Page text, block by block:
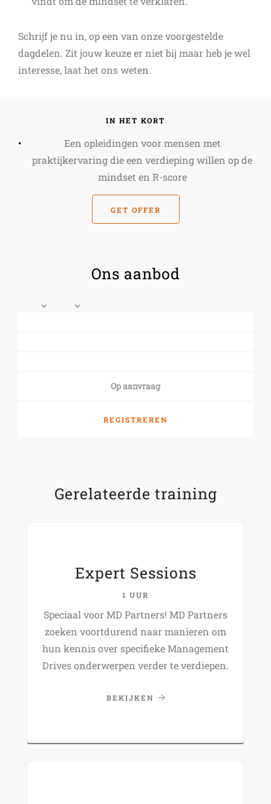
Schrijf je nu in, op een van onze voorgestelde
dagdelen. Zit jouw keuze er niet bij maar heb je wel
interesse, laat het ons weten.
IN HET KORT
Een opleidingen voor mensen met
praktijkervaring die een verdieping willen op de
mindset en R-score
GET OFFER
Ons aanbod
Op aanvraag
REGISTREREN
Gerelateerde training
Expert Sessions
1 UUR
Speciaal voor MD Partners! MD Partners
zoeken voortdurend naar manieren om
hun kennis over specifieke Management
Drives onderwerpen verder te verdiepen.
BEKIJKEN